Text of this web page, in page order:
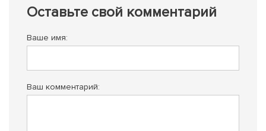
Оставьте свой комментарий
Ваше имя:
Ваш комментарий: